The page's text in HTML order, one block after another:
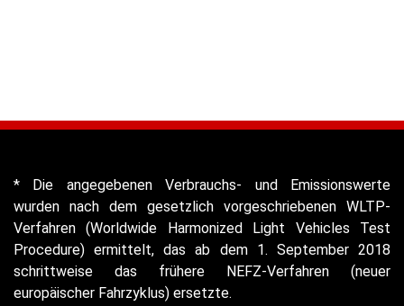
* Die angegebenen Verbrauchs- und Emissionswerte
wurden nach dem gesetzlich vorgeschriebenen WLTP-
Verfahren (Worldwide Harmonized Light Vehicles Test
Procedure) ermittelt, das ab dem 1. September 2018
schrittweise das frühere NEFZ-Verfahren (neuer
europäischer Fahrzyklus) ersetzte.